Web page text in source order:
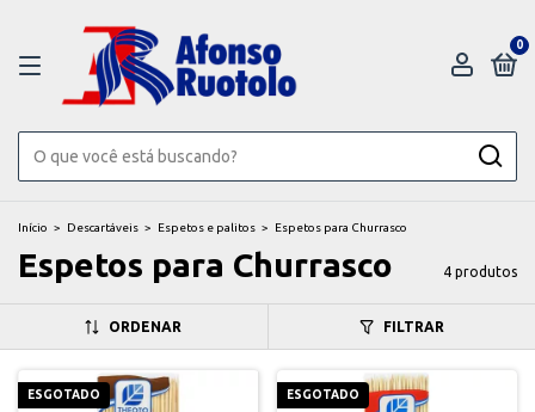
0
Início > Descartáveis > Espetos e palitos > Espetos para Churrasco
Espetos para Churrasco 4 produtos
ORDENAR FILTRAR
ESGOTADO ESGOTADO